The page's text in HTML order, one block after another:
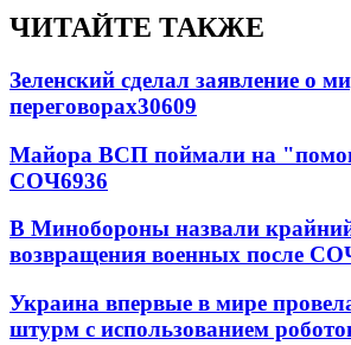
ЧИТАЙТЕ ТАКЖЕ
Зеленский сделал заявление о
переговорах30609
Майора ВСП поймали на
СОЧ6936
В Минобороны назвали
возвращения военных после
Украина впервые в мире
штурм с использованием